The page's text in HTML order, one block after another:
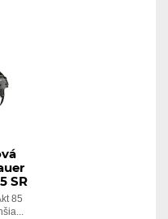
SR
85